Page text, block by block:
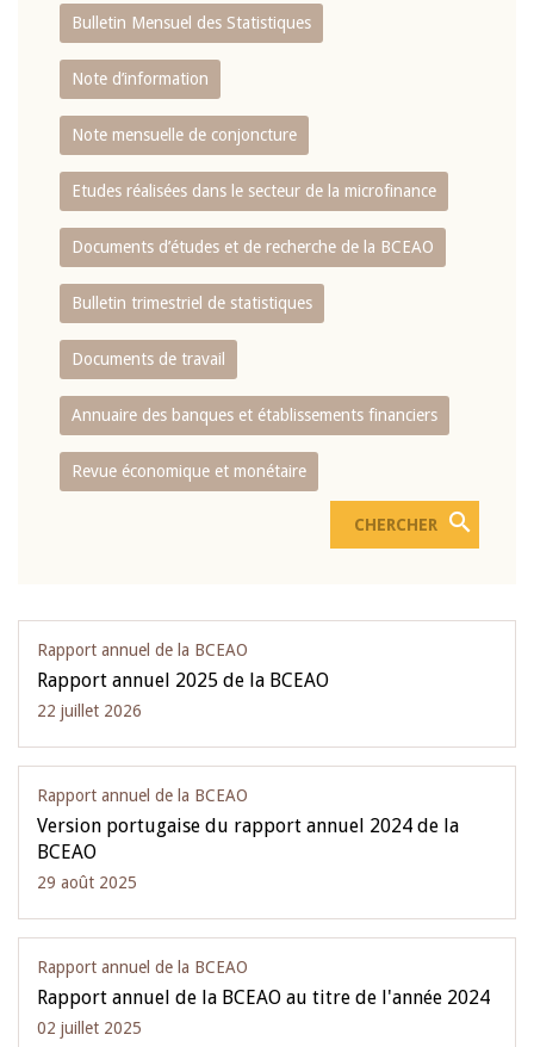
Bulletin Mensuel des Statistiques
Note d’information
Note mensuelle de conjoncture
Etudes réalisées dans le secteur de la microfinance
Documents d’études et de recherche de la BCEAO
Bulletin trimestriel de statistiques
Documents de travail
Annuaire des banques et établissements financiers
Revue économique et monétaire
Rapport annuel de la BCEAO
Rapport annuel 2025 de la BCEAO
22 juillet 2026
Rapport annuel de la BCEAO
Version portugaise du rapport annuel 2024 de la
BCEAO
29 août 2025
Rapport annuel de la BCEAO
Rapport annuel de la BCEAO au titre de l'année 2024
02 juillet 2025